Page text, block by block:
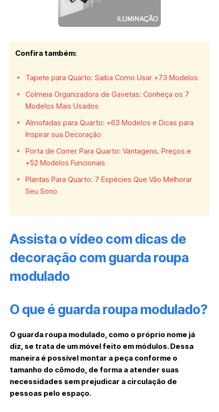
Confira também:
Tapete para Quarto: Saiba Como Usar +73 Modelos
Colmeia Organizadora de Gavetas: Conheça os 7
Modelos Mais Usados
Almofadas para Quarto: +63 Modelos e Dicas para
Inspirar sua Decoração
Porta de Correr Para Quarto: Vantagens, Preços e
+52 Modelos Funcionais
Plantas Para Quarto: 7 Espécies Que Vão Melhorar
Seu Sono
Assista o vídeo com dicas de
decoração com guarda roupa
modulado
O que é guarda roupa modulado?
O guarda roupa modulado, como o próprio nome já
diz, se trata de um móvel feito em módulos. Dessa
maneira é possível montar a peça conforme o
tamanho do cômodo, de forma a atender suas
necessidades sem prejudicar a circulação de
pessoas pelo espaço.